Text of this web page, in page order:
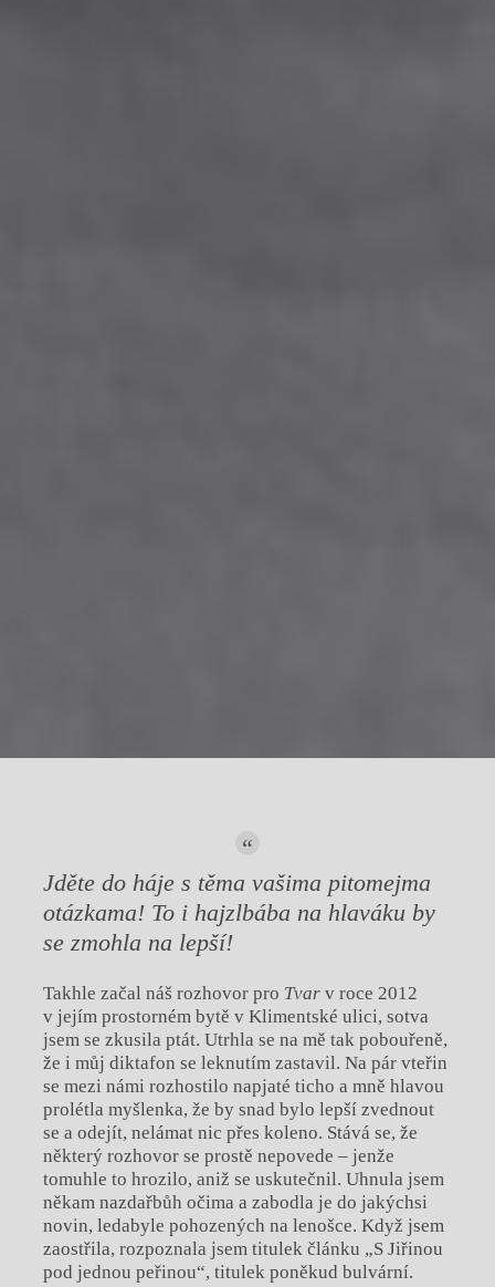
Jděte do háje s těma vašima pitomejma
otázkama! To i hajzlbába na hlaváku by
se zmohla na lepší!
Takhle začal náš rozhovor pro Tvarv roce 2012
v jejím prostorném bytě v Klimentské ulici, sotva
jsem se zkusila ptát. Utrhla se na mě tak pobouřeně,
že i můj diktafon se leknutím zastavil. Na pár vteřin
se mezi námi rozhostilo napjaté ticho a mně hlavou
prolétla myšlenka, že by snad bylo lepší zvednout
se a odejít, nelámat nic přes koleno. Stává se, že
některý rozhovor se prostě nepovede – jenže
tomuhle to hrozilo, aniž se uskutečnil. Uhnula jsem
někam nazdařbůh očima a zabodla je do jakýchsi
novin, ledabyle pohozených na lenošce. Když jsem
zaostřila, rozpoznala jsem titulek článku „S Jiřinou
pod jednou peřinou“, titulek poněkud bulvární.